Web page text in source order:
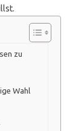
zu
Wahl